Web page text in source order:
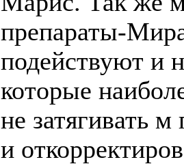
препараты-
подействуют и
которые
не затягивать
и